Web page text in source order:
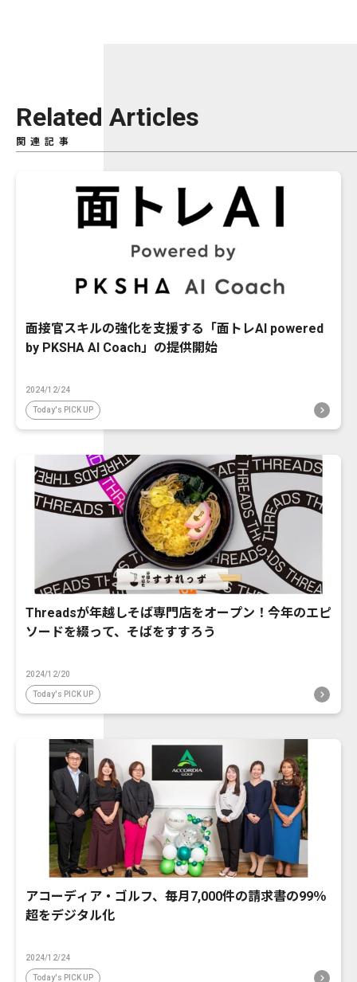
Related Articles
関連記事
面接官スキルの強化を支援する「面トレAI powered
by PKSHA AI Coach」の提供開始
2024/12/24
Today's PICK UP
Threadsが年越しそば専門店をオープン！今年のエピ
ソードを綴って、そばをすすろう
2024/12/20
Today's PICK UP
アコーディア・ゴルフ、毎月7,000件の請求書の99％
超をデジタル化
2024/12/24
Today's PICK UP